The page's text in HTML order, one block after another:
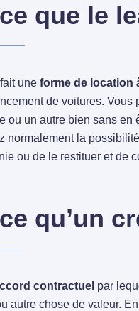
que le
une forme de location
de voitures. Vous
ou un autre bien sans en
normalement la
ou de le restituer et de
qu’un
contractuel par
autre chose de valeur.